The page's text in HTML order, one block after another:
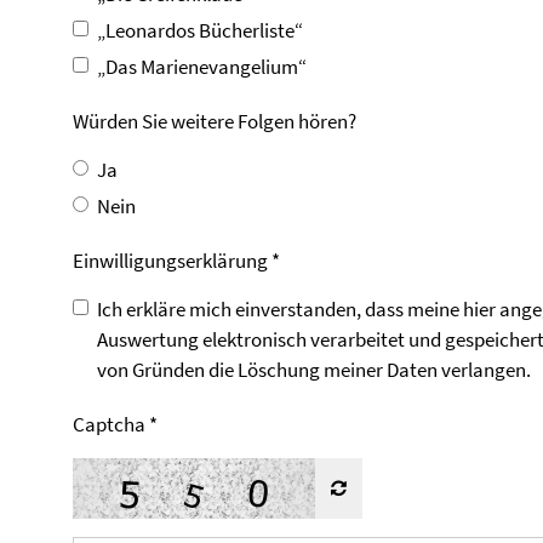
„Leonardos Bücherliste“
„Das Marienevangelium“
Würden Sie weitere Folgen hören?
Ja
Nein
Einwilligungs­erklärung *
Ich erkläre mich einverstanden, dass meine hier
Auswertung elektronisch verarbeitet und
von Gründen die Löschung meiner Daten verlangen.
Captcha *